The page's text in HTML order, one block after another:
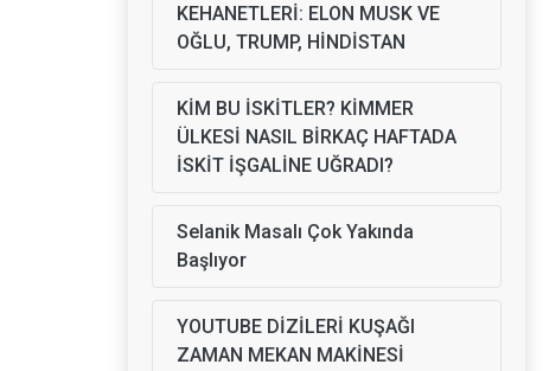
KEHANETLERİ: ELON MUSK VE
OĞLU, TRUMP, HİNDİSTAN
KİM BU İSKİTLER? KİMMER
ÜLKESİ NASIL BİRKAÇ HAFTADA
İSKİT İŞGALİNE UĞRADI?
Selanik Masalı Çok Yakında
Başlıyor
YOUTUBE DİZİLERİ KUŞAĞI
ZAMAN MEKAN MAKİNESİ